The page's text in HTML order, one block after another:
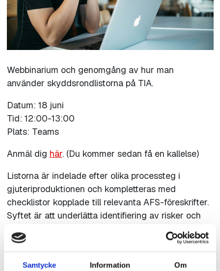
Samtycke Information Om
Webbinarium och genomgång av hur man
använder skyddsrondlistorna på TIA.
Datum: 18 juni
Tid: 12:00-13:00
Plats: Teams
Anmäl dig här. (Du kommer sedan få en kallelse)
Listorna är indelade efter olika processteg i
gjuteriproduktionen och kompletteras med
checklistor kopplade till relevanta AFS-föreskrifter.
Syftet är att underlätta identifiering av risker och
tillbud, skapa enhetlighet i arbetsmiljöarbetet samt
ge ett bättre beslutsunderlag för åtgärder och
uppföljning.